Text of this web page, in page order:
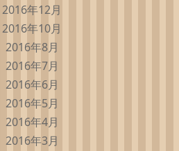
2016年12月
2016年10月
2016年8月
2016年7月
2016年6月
2016年5月
2016年4月
2016年3月